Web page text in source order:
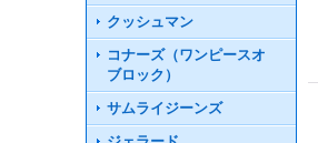
クッシュマン
コナーズ（ワンピースオ
ブロック）
サムライジーンズ